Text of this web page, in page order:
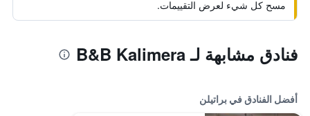
مسح كل شيء لعرض التقييمات.
فنادق مشابهة لـ B&B Kalimera
أفضل الفنادق في براتيلن